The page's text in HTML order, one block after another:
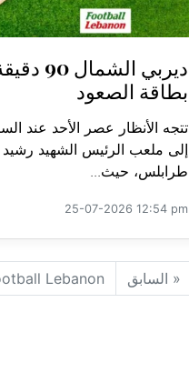
ديربي
بطاقة الصعود
تتجه الأنظار عصر الأحد عند
إلى ملعب الرئيس الشهيد
طرابلس، حيث...
25-07-2026 12:54 pm
« السابق Lebanon